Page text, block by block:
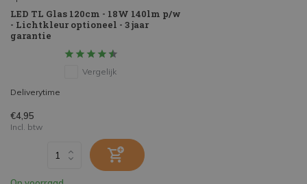
LED TL Glas 120cm - 18W 140lm p/w
- Lichtkleur optioneel - 3 jaar
garantie
Vergelijk
Deliverytime
€4,95
Incl. btw